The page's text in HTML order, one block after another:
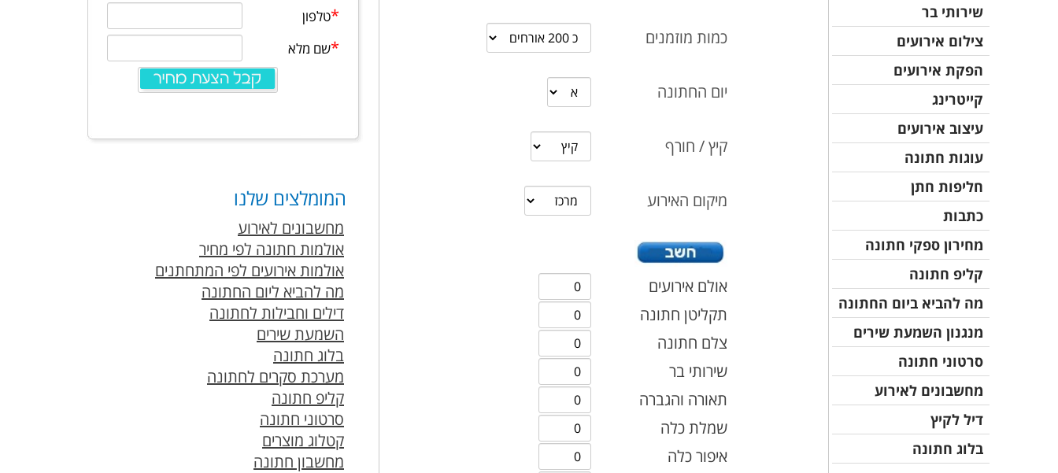
שירותי בר
צילום אירועים
הפקת אירועים
קייטרינג
עיצוב אירועים
עוגות חתונה
חליפות חתן
כתבות
מחירון ספקי חתונה
קליפ חתונה
מה להביא ביום החתונה
מנגנון השמעת שירים
סרטוני חתונה
מחשבונים לאירוע
דיל לקיץ
בלוג חתונה
כמות מוזמנים
יום החתונה
קיץ / חורף
מיקום האירוע
אולם אירועים
תקליטן חתונה
צלם חתונה
שירותי בר
תאורה והגברה
שמלת כלה
איפור כלה
המומלצים שלנו
מחשבונים לאירוע
אולמות חתונה לפי מחיר
אולמות אירועים לפי המתחתנים
מה להביא ליום החתונה
דילים וחבילות לחתונה
השמעת שירים
בלוג חתונה
מערכת סקרים לחתונה
קליפ חתונה
סרטוני חתונה
קטלוג מוצרים
מחשבון חתונה